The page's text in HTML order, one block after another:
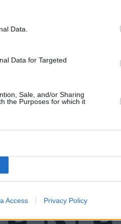
Data.
Data for Targeted
Sale, and/or Sharing
the Purposes for which it
Access Privacy Policy
στην περίοδο
το 2012 είχε
και είχε
όχι Greek. I am
υποψήφια
Μέτωπο (ΕΠΑΜ).